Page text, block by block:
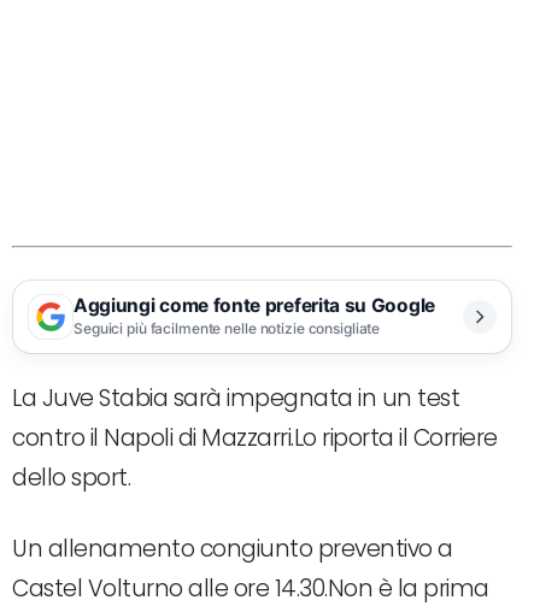
Aggiungi come fonte preferita su Google
Seguici più facilmente nelle notizie consigliate
La Juve Stabia sarà impegnata in un test
contro il Napoli di Mazzarri.Lo riporta il Corriere
dello sport.
Un allenamento congiunto preventivo a
Castel Volturno alle ore 14.30.Non è la prima